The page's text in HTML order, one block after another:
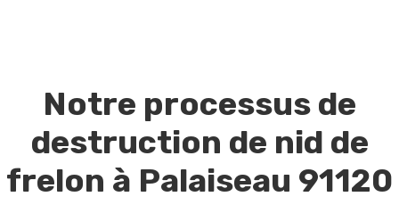
Notre processus de
destruction de nid de
frelon à Palaiseau 91120